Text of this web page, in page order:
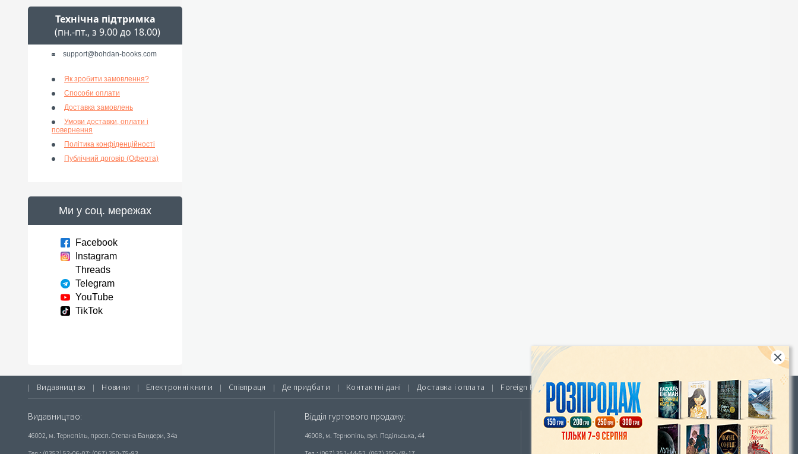
Технічна підтримка
(пн.-пт., з 9.00 до 18.00)
support@bohdan-books.com
Як зробити замовлення?
Способи оплати
Доставка замовлень
Умови доставки, оплати і
повернення
Політика конфіденційності
Публічний договір (Оферта)
Ми у соц. мережах
Facebook
Instagram
Threads
Telegram
YouTube
TikTok
| Видавництво | Новини | Електронні книги | Співпраця | Де придбати | Контактні дані | Доставка і оплата | Foreign Rights |
Видавництво:
46002, м. Тернопіль, просп. Степана Бандери, 34а
Відділ гуртового продажу:
46008, м. Тернопіль, вул. Подільська, 44
Інтернет-магазин «Видавництво Богдан»:
46018, м. Тернопіль, А/С 529